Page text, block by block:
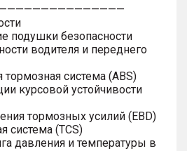
подушки безопасности
водителя и переднего
система (ABS)
курсовой устойчивости
тормозных усилий (EBD)
система (TCS)
давления и температуры в